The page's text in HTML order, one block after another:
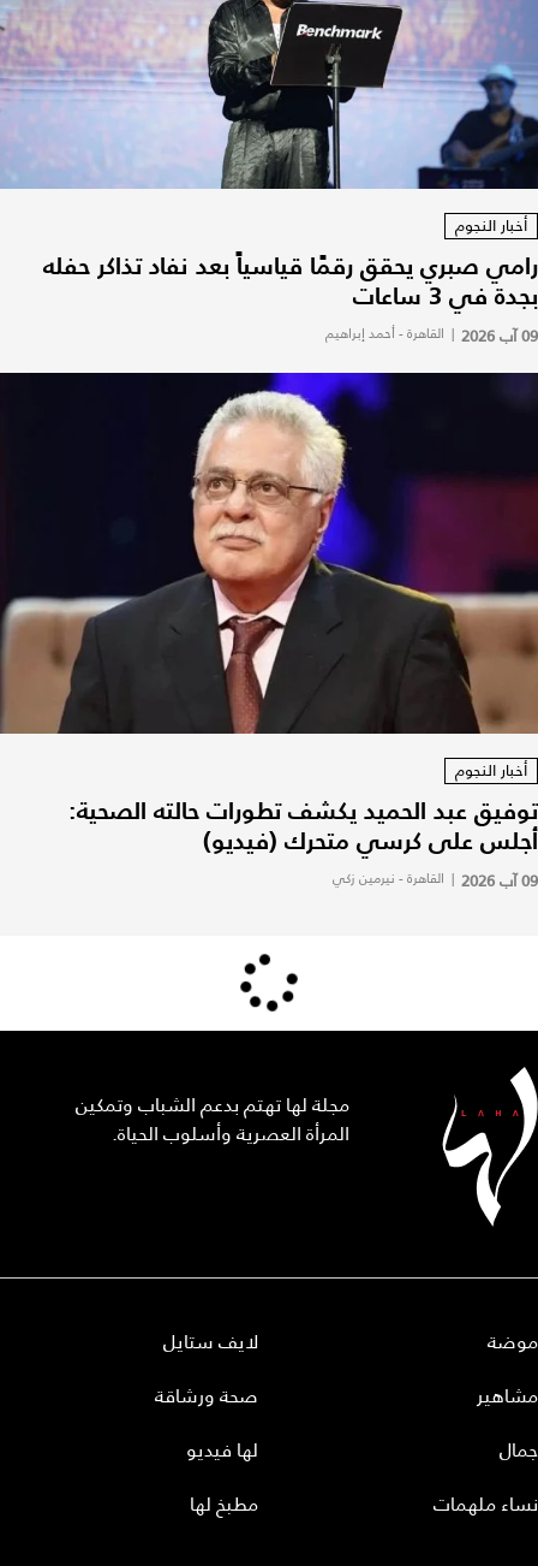
أخبار النجوم
رامي صبري يحقق رقمًا قياسياً بعد نفاد تذاكر حفله
بجدة في 3 ساعات
09 آب 2026 | القاهرة - أحمد إبراهيم
أخبار النجوم
توفيق عبد الحميد يكشف تطورات حالته الصحية:
أجلس على كرسي متحرك (فيديو)
09 آب 2026 | القاهرة - نيرمين زكي
مجلة لها تهتم بدعم الشباب وتمكين
المرأة العصرية وأسلوب الحياة.
موضة
مشاهير
جمال
نساء ملهمات
لايف ستايل
صحة ورشاقة
لها فيديو
مطبخ لها